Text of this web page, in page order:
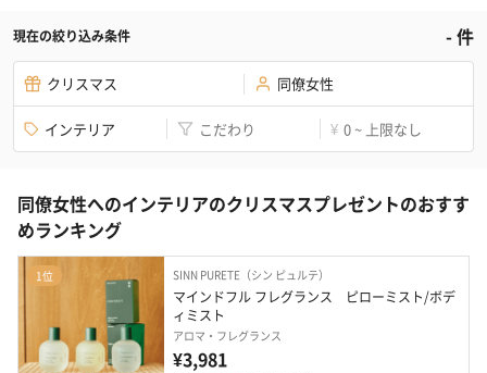
現在の絞り込み条件 -件
クリスマス 同僚女性
インテリア こだわり ¥ 0 ~ 上限なし
同僚女性へのインテリアのクリスマスプレゼントのおすす
めランキング
1位 SINN PURETE（シン ピュルテ）
マインドフル フレグランス　ピローミスト/ボデ
ィミスト
アロマ・フレグランス
¥3,981